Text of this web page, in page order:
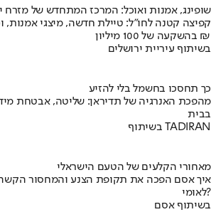
שופינג, אמנות ואוכל: המרכז המתחדש של מזרח
קפיצה קטנה לחו"ל: טיילת חדשה, מיצגי אמנות,
בהשקעה של 100 מיליון ₪
בשיתוף עיריית ירושלים
כך תחסכו בחשמל בלי להזיע
מהפכת האנרגיה של תדיראן: שליטה, אבטחת
בבית
בשיתוף TADIRAN
מאחורי הקלעים של הטעם הישראלי
לאומי?
בשיתוף אסם